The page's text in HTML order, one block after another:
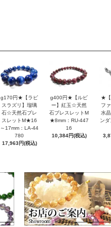
g170円★【ラピ
スラズリ】瑠璃
石☆天然石ブレ
スレットM★16
～17mm：LA-44
780
17,963円(税込)
g400円★【ルビ
ー】紅玉☆天然
石ブレスレットM
★8mm：RU-447
16
10,384円(税込)
★【
フ
水
ン